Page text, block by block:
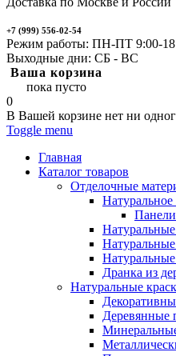
+7 (999) 556-02-54
Режим работы: ПН-ПТ 9:00-
Выходные дни: СБ - ВС
Ваша корзина
пока пусто
0
В Вашей корзине нет ни
Toggle menu
Главная
Каталог товаров
Отделочные
Дранка из
Натуральные
Деревянные